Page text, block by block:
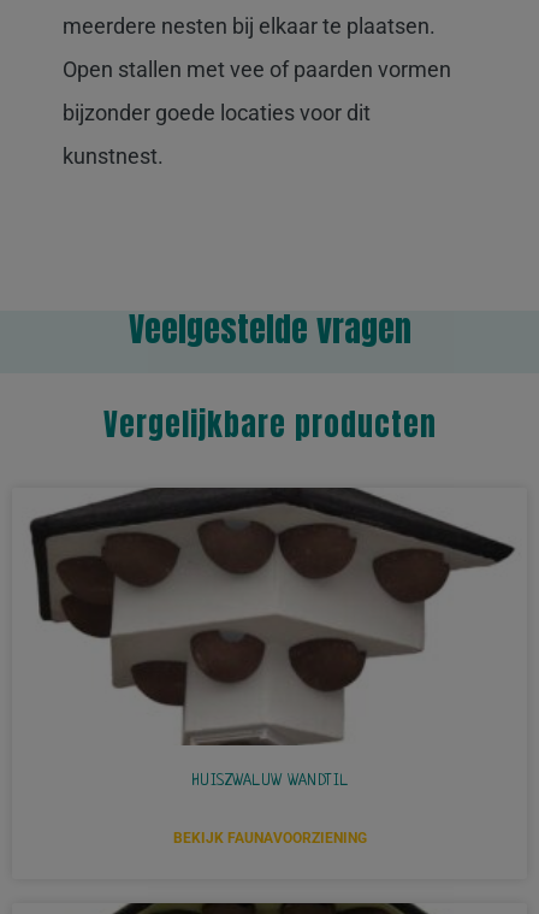
meerdere nesten bij elkaar te plaatsen.
Open stallen met vee of paarden vormen
bijzonder goede locaties voor dit
kunstnest.
Veelgestelde vragen
Vergelijkbare producten
HUISZWALUW WANDTIL
BEKIJK FAUNAVOORZIENING